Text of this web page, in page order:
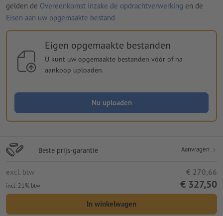
gelden de Overeenkomst inzake de opdrachtverwerking en de
Eisen aan uw opgemaakte bestand
Eigen opgemaakte bestanden
U kunt uw opgemaakte bestanden vóór of na
aankoop uploaden.
Nu uploaden
Beste prijs-garantie Aanvragen
excl. btw € 270,66
incl. 21% btw € 327,50
In winkelwagen